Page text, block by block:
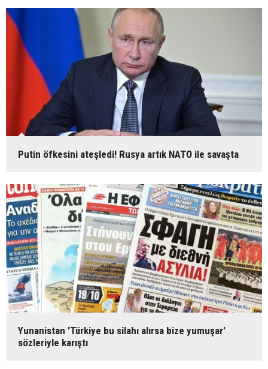
Putin öfkesini ateşledi! Rusya artık NATO ile savaşta
Yunanistan 'Türkiye bu silahı alırsa bize yumuşar'
sözleriyle karıştı